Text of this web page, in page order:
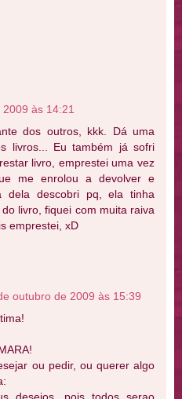
às 14:21
dos outros, kkk. Dá uma
livros... Eu também já sofri
livro, emprestei uma vez
me enrolou a devolver e
dela descobri pq, ela tinha
livro, fiquei com muita raiva
emprestei, xD
outubro de 2009 às 15:39
ou pedir, ou querer algo